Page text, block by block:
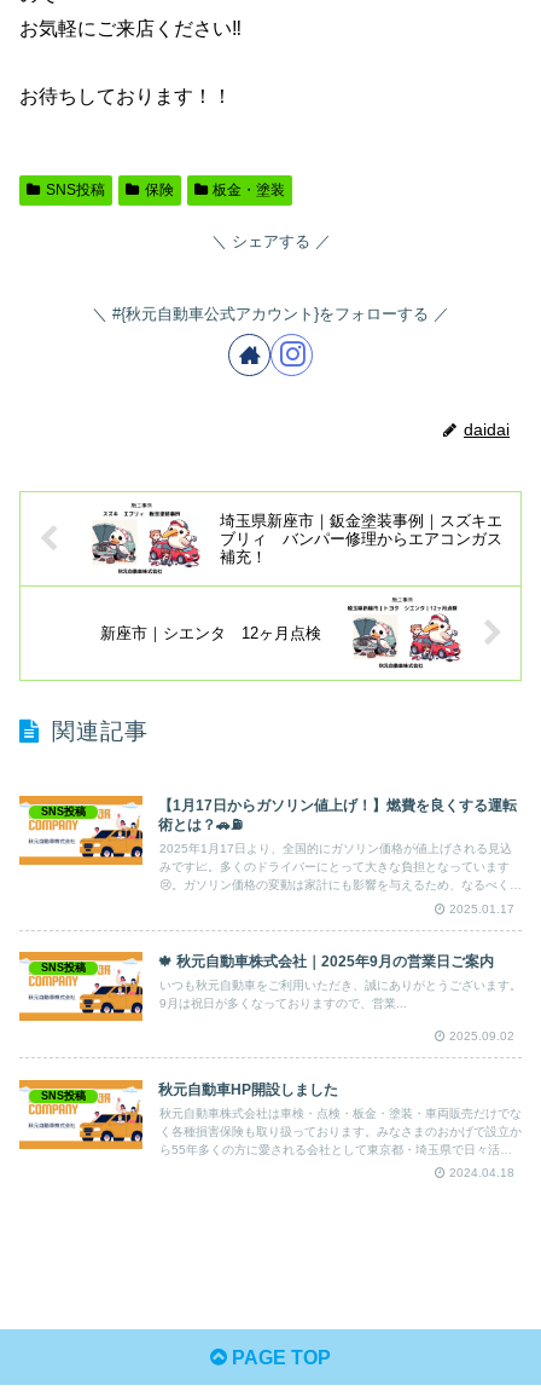
お気軽にご来店ください‼️
お待ちしております！！
SNS投稿 保険 板金・塗装
シェアする
#{秋元自動車公式アカウント}をフォローする
daidai
埼玉県新座市｜鈑金塗装事例｜スズキエ
ブリィ バンパー修理からエアコンガス
補充！
新座市｜シエンタ 12ヶ月点検
関連記事
SNS投稿
【1月17日からガソリン値上げ！】燃費を良くする運転
術とは？🚗⛽
2025年1月17日より、全国的にガソリン価格が値上げされる見込
みです📈。多くのドライバーにとって大きな負担となっています
😢。ガソリン価格の変動は家計にも影響を与えるため、なるべく燃
費の良い運転を心がけることが重要です。そこで、今回は 燃費を
2025.01.17
SNS投稿 🍁 秋元自動車株式会社｜2025年9月の営業日ご案内
いつも秋元自動車をご利用いただき、誠にありがとうございます。
9月は祝日が多くなっておりますので、営業...
2025.09.02
SNS投稿 秋元自動車HP開設しました
秋元自動車株式会社は車検・点検・板金・塗装・車両販売だけでな
く各種損害保険も取り扱っております。みなさまのおかげで設立か
ら55年多くの方に愛される会社として東京都・埼玉県で日々活動
2024.04.18
PAGE TOP